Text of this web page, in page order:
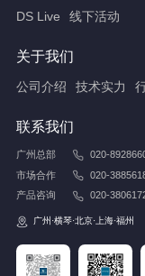
DS Live
线下活动
关于我们
公司介绍 技术实力
联系我们
广州总部
020-
市场合作
020-
产品咨询
020-
广州·横琴·北京·上海·福州